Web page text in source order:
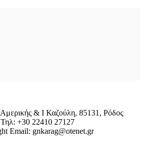
Αμερικής & Ι Καζούλη, 85131, Ρόδος
Τηλ: +30 22410 27127
Email: gnkarag@otenet.gr